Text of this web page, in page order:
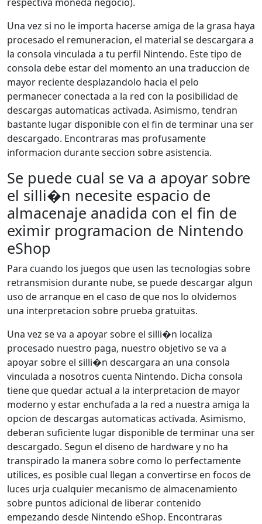
Una vez si no le importa hacerse amiga de la grasa haya
procesado el remuneracion, el material se descargara a
la consola vinculada a tu perfil Nintendo. Este tipo de
consola debe estar del momento an una traduccion de
mayor reciente desplazandolo hacia el pelo
permanecer conectada a la red con la posibilidad de
descargas automaticas activada. Asimismo, tendran
bastante lugar disponible con el fin de terminar una ser
descargado. Encontraras mas profusamente
informacion durante seccion sobre asistencia.
Se puede cual se va a apoyar sobre
el silli�n necesite espacio de
almacenaje anadida con el fin de
eximir programacion de Nintendo
eShop
Para cuando los juegos que usen las tecnologias sobre
retransmision durante nube, se puede descargar algun
uso de arranque en el caso de que nos lo olvidemos
una interpretacion sobre prueba gratuitas.
Una vez se va a apoyar sobre el silli�n localiza
procesado nuestro paga, nuestro objetivo se va a
apoyar sobre el silli�n descargara an una consola
vinculada a nosotros cuenta Nintendo. Dicha consola
tiene que quedar actual a la interpretacion de mayor
moderno y estar enchufada a la red a nuestra amiga la
opcion de descargas automaticas activada. Asimismo,
deberan suficiente lugar disponible de terminar una ser
descargado. Segun el diseno de hardware y no ha
transpirado la manera sobre como lo perfectamente
utilices, es posible cual llegan a convertirse en focos de
luces urja cualquier mecanismo de almacenamiento
sobre puntos adicional de liberar contenido
empezando desde Nintendo eShop. Encontraras